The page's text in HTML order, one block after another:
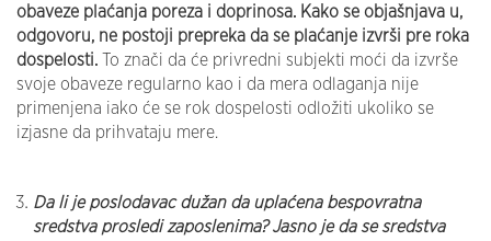
obaveze plaćanja poreza i doprinosa. Kako se objašnjava u,
odgovoru, ne postoji prepreka da se plaćanje izvrši pre roka
dospelosti. To znači da će privredni subjekti moći da izvrše
svoje obaveze regularno kao i da mera odlaganja nije
primenjena iako će se rok dospelosti odložiti ukoliko se
izjasne da prihvataju mere.
Da li je poslodavac dužan da uplaćena bespovratna
sredstva prosledi zaposlenima? Jasno je da se sredstva